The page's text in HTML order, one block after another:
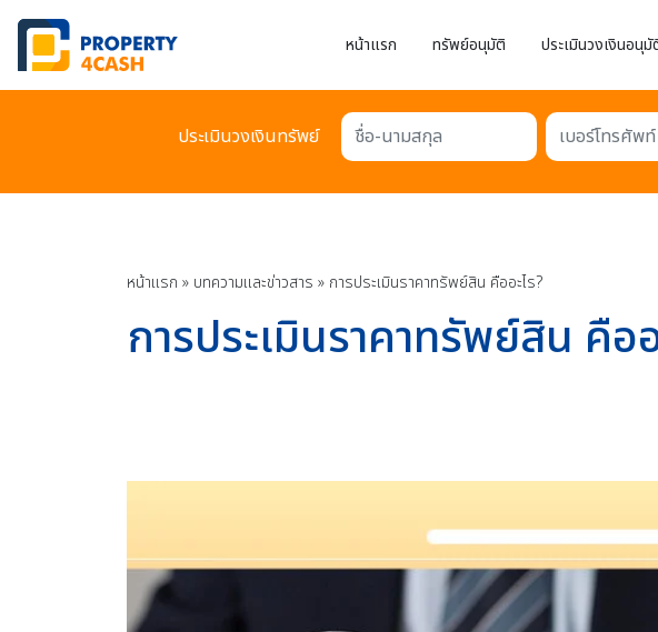
หน้าแรก ทรัพย์อนุมัติ ประเมินวงเงินอนุมั
ประเมินวงเงินทรัพย์ ชื่อ-นามสกุล เบอร์โทรศัพท์
หน้าแรก » บทความเเละข่าวสาร » การประเมินราคาทรัพย์สิน คืออะไร?
การประเมินราคาทรัพย์สิน คือ